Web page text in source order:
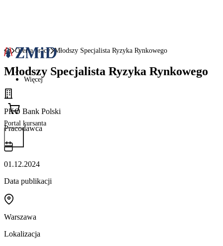
Więcej
Portal kursanta
Oferta pracy Młodszy Specjalista Ryzyka Rynkowego
Młodszy Specjalista Ryzyka Rynkowego
PKO Bank Polski
Pracodawca
01.12.2024
Data publikacji
Warszawa
Lokalizacja